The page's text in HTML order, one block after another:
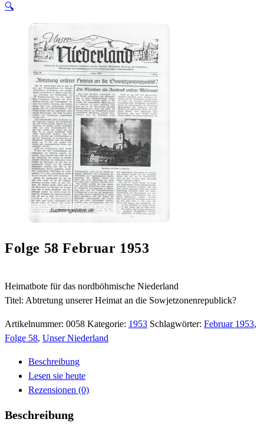
🔍
Folge 58 Februar 1953
Heimatbote für das nordböhmische Niederland
Titel: Abtretung unserer Heimat an die Sowjetzonenrepublick?
Artikelnummer: 0058 Kategorie: 1953 Schlagwörter: Februar 1953,
Folge 58, Unser Niederland
Beschreibung
Lesen sie heute
Rezensionen (0)
Beschreibung